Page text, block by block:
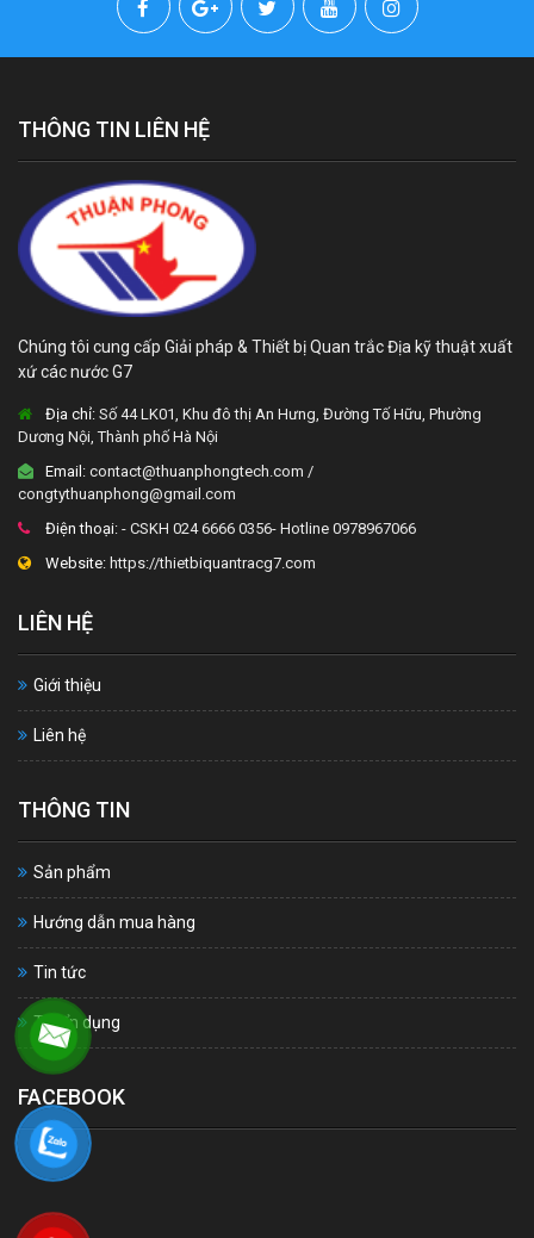
THÔNG TIN LIÊN HỆ
Chúng tôi cung cấp Giải pháp & Thiết bị Quan trắc Địa kỹ thuật xuất
xứ các nước G7
Địa chỉ: Số 44 LK01, Khu đô thị An Hưng, Đường Tố Hữu, Phường
Dương Nội, Thành phố Hà Nội
Email: contact@thuanphongtech.com /
congtythuanphong@gmail.com
Điện thoại: - CSKH 024 6666 0356- Hotline 0978967066
Website: https://thietbiquantracg7.com
LIÊN HỆ
Giới thiệu
Liên hệ
THÔNG TIN
Sản phẩm
Hướng dẫn mua hàng
Tin tức
Tuyển dụng
FACEBOOK